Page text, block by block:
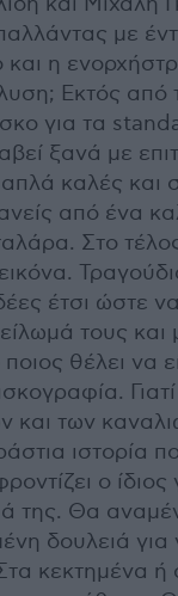
με
και η
Εκτός από
για τα
ξανά με
καλές και
από ένα
Στο
έτσι ώστε
τους και
θέλει να
και των
ιστορία
ο
της. Θα
δουλειά για
κεκτημένα